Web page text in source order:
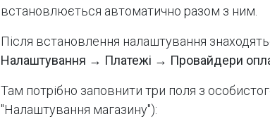
встановлюється автоматично разом з ним.
Після встановлення налаштування
Налаштування → Платежі → Провайдери
Там потрібно заповнити три поля з
"Налаштування магазину"):